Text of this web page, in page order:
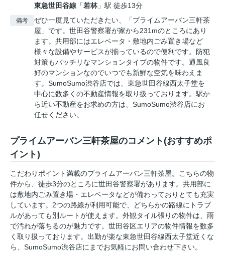
東急世田谷線 「若林」駅 徒歩13分
備考
ぜひ一度見ていただきたい、「プライムアーバン三軒茶
屋」です。世田谷警察署が家から231mのところにあり
ます。共用部にはエレベータ・敷地内ごみ置き場など
様々な設備やサービスが揃っているので便利です。防犯
対策もバッチリなマンションタイプの物件です。通風良
好のマンションなのでいつでも新鮮な空気を味わえま
す。SumoSumo渋谷店では、東急世田谷線西太子堂を
中心に数多くの不動産情報を取り扱っております。駅か
ら近い不動産をお求めの方は、SumoSumo渋谷店にお
任せください。
プライムアーバン三軒茶屋のコメント(おすすめポ
イント)
こだわりポイント満載のプライムアーバン三軒茶屋。こちらの物
件から、徒歩3分のところに世田谷警察署があります。共用部に
は敷地内ごみ置き場・エレベータなどが備わっておりとても充実
しています。2つの路線が利用可能で、どちらかの路線にトラブ
ルがあっても別ルートが使えます。外観タイル張りの物件は、雨
で汚れが落ちるのが魅力です。世田谷区エリアの物件情報を数多
く取り扱っております。出勤が楽な東急世田谷線西太子堂近くな
ら、SumoSumo渋谷店にまでお気軽にお問い合わせ下さい。